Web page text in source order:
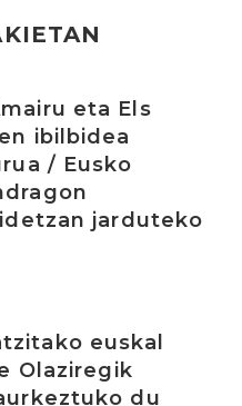
eta Els
ibilbidea
/ Eusko
jarduteko
euskal
Olaziregik
du